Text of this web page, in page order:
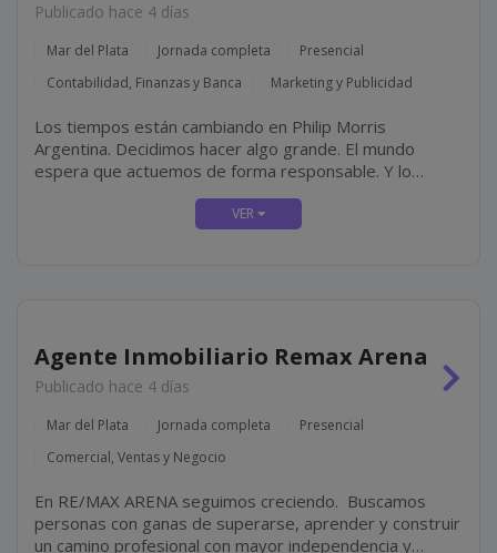
Publicado hace 4 días
Mar del Plata Jornada completa
Presencial
Contabilidad, Finanzas y Banca
Marketing y Publicidad
Los tiempos están cambiando en Philip Morris
Argentina. Decidimos hacer algo grande. El mundo
espera que actuemos de forma responsable. Y lo
estamos haciendo, transformando completamente
nuestro negocio diseñando un futuro con un propósito
Agente Inmobiliario Remax Arena
Publicado hace 4 días
Mar del Plata Jornada completa
Presencial
Comercial, Ventas y Negocio
En RE/MAX ARENA seguimos creciendo. Buscamos
personas con ganas de superarse, aprender y construir
un camino profesional con mayor independencia y